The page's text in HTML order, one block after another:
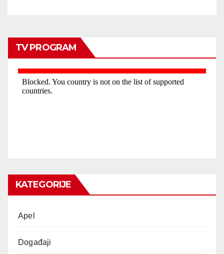
TV PROGRAM
KATEGORIJE
Apel
Događaji